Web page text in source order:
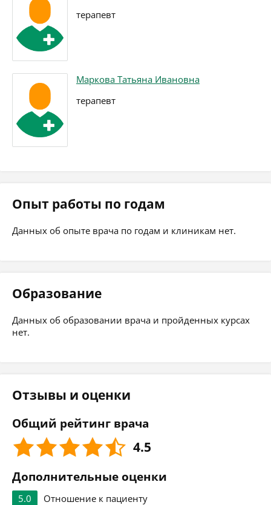
терапевт
Маркова Татьяна Ивановна
терапевт
Опыт работы по годам
Данных об опыте врача по годам и клиникам нет.
Образование
Данных об образовании врача и пройденных курсах
нет.
Отзывы и оценки
Общий рейтинг врача
4.5
Дополнительные оценки
5.0
Отношение к пациенту